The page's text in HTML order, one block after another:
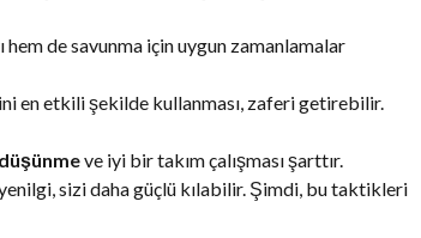
hem de savunma için uygun zamanlamalar
en etkili şekilde kullanması, zaferi getirebilir.
ve iyi bir takım çalışması şarttır.
sizi daha güçlü kılabilir. Şimdi, bu taktikleri